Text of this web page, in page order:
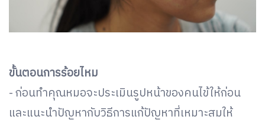
ขั้นตอนการร้อยไหม
- ก่อนทำคุณหมอจะประเมินรูปหน้าของคนไข้ให้ก่อน
และแนะนำปัญหากับวิธีการแก้ปัญหาที่เหมาะสมให้